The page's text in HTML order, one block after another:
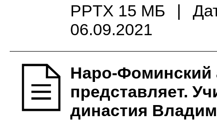
PPTX 15 МБ
|
06.09.2021
Наро-Фоминский
представляет.
династия